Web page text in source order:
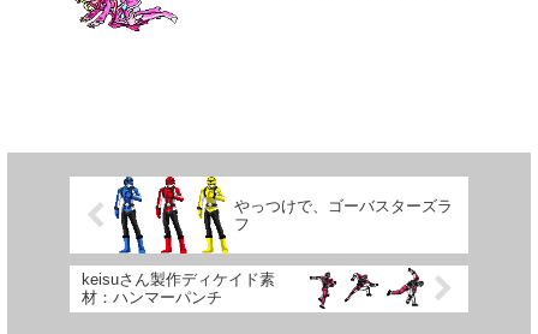
やっつけで、ゴーバスターズラ
フ
keisuさん製作ディケイド素
材：ハンマーパンチ